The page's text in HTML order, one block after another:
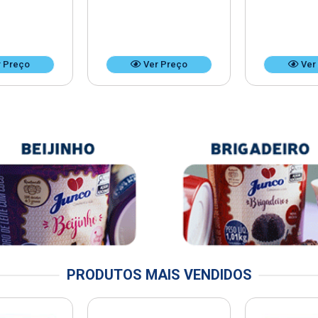
Preço Ver Preço
PRODUTOS MAIS VENDIDOS